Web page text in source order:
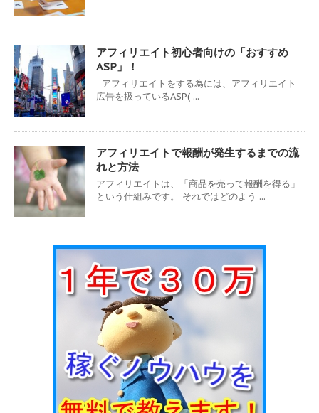
アフィリエイト初心者向けの「おすすめ
ASP」！
アフィリエイトをする為には、アフィリエイト
広告を扱っているASP( ...
アフィリエイトで報酬が発生するまでの流
れと方法
アフィリエイトは、「商品を売って報酬を得る」
という仕組みです。 それではどのよう ...